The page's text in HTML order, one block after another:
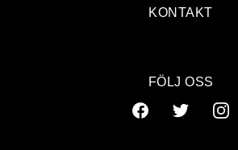
KONTAKT
FÖLJ OSS